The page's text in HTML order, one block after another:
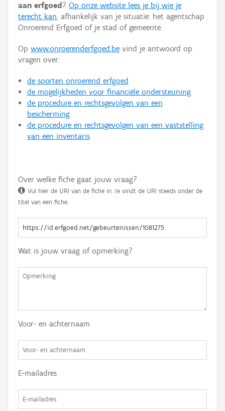
Hergebruik
Aanmelden
aan erfgoed ? Op onze website lees je bij wie je
terecht kan, afhankelijk van je situatie: het agentschap
Onroerend Erfgoed of je stad of gemeente.
Op www.onroerenderfgoed.be vind je antwoord op
vragen over:
de soorten onroerend erfgoed
de mogelijkheden voor financiële ondersteuning
de procedure en rechtsgevolgen van een
bescherming
de procedure en rechtsgevolgen van een vaststelling
van een inventaris
Over welke fiche gaat jouw vraag?
Vul hier de URI van de fiche in. Je vindt de URI steeds onder de
titel van een fiche.
Wat is jouw vraag of opmerking?
Voor- en achternaam
E-mailadres